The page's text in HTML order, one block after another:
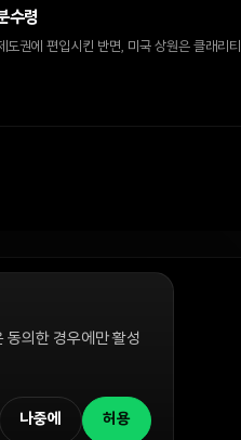
수령
권에 편입시킨 반면, 미국 상원은 클래리
에서 다루는 디지털 자산을
문의와 편집 요청은
의한 경우에만 활성
나중에 허용